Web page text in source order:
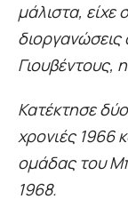
μάλιστα, είχε
Γιουβέντους,
Κατέκτησε
χρονιές 1966
ομάδας του
1968.